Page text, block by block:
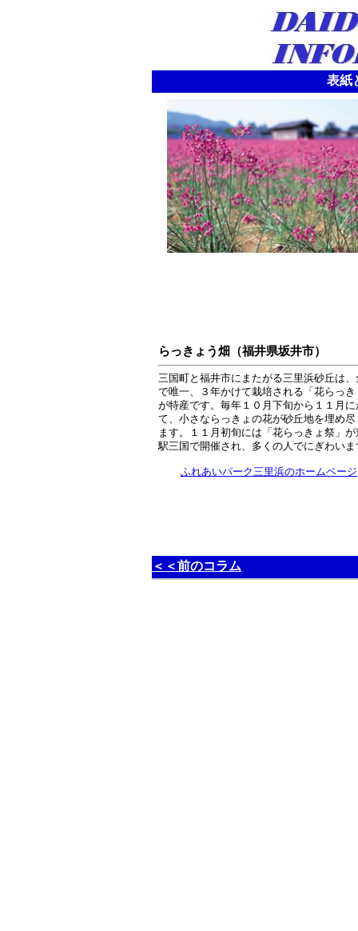
表紙
らっきょう畑（福井県坂井市）
三国町と福井市にまたがる三里浜砂丘は、
で唯一、３年かけて栽培される「花らっき
が特産です。毎年１０月下旬から１１月に
て、小さならっきょの花が砂丘地を埋め尽
ます。１１月初旬には「花らっきょ祭」が
駅三国で開催され、多くの人でにぎわいま
ふれあいパーク三里浜のホームページ
＜＜前のコラム